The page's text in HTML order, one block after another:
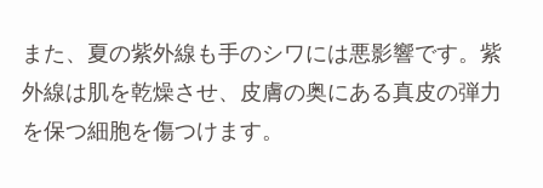
また、夏の紫外線も手のシワには悪影響です。紫
外線は肌を乾燥させ、皮膚の奥にある真皮の弾力
を保つ細胞を傷つけます。